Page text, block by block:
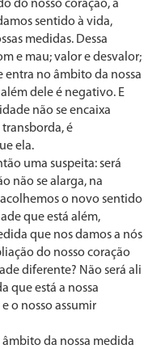
do nosso coração, a
sentido à vida,
medidas. Dessa
e mau; valor e desvalor;
no âmbito da nossa
dele é negativo. E
não se encaixa
transborda, é
ela.
uma suspeita: será
não se alarga, na
o novo sentido
que está além,
que nos damos a nós
do nosso coração
diferente? Não será ali
que está a nossa
o nosso assumir
da nossa medida